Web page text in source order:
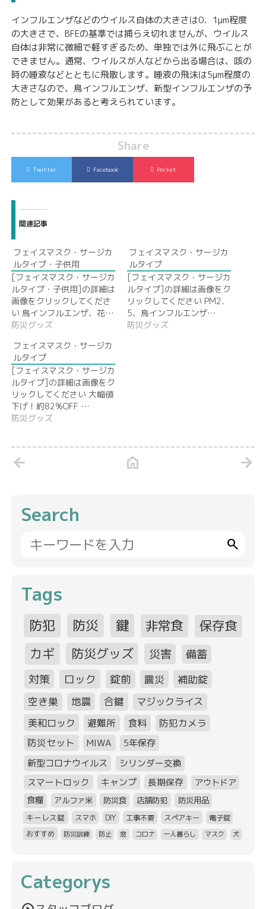
インフルエンザなどのウイルス自体の大きさは0．1μm程度
の大きさで、BFEの基準では捕らえ切れませんが、ウイルス
自体は非常に微細で軽すぎるため、単独では外に飛ぶことが
できません。通常、ウイルスが人などから出る場合は、咳の
時の唾液などとともに飛散します。唾液の飛沫は5μm程度の
大きさなので、鳥インフルエンザ、新型インフルエンザの予
防として効果があると考えられています。
Share
Twitter Facebook Pocket
関連記事
フェイスマスク・サージカ
ルタイプ・子供用
[フェイスマスク・サージカ
ルタイプ・子供用]の詳細は
画像をクリックしてくださ
い 鳥インフルエンザ、花…
防災グッズ
フェイスマスク・サージカ
ルタイプ
[フェイスマスク・サージカ
ルタイプ]の詳細は画像をク
リックしてください PM2．
5、鳥インフルエンザ…
防災グッズ
フェイスマスク・サージカ
ルタイプ
[フェイスマスク・サージカ
ルタイプ]の詳細は画像をク
リックしてください 大幅値
下げ！約82%OFF …
防災グッズ
arrow_back home arrow_forward
Search
search
Tags
防犯 防災 鍵 非常食
保存食
カギ
防災グッズ 災害
備蓄
対策
ロック 錠前 震災
補助錠
空き巣
地震 合鍵
マジックライス
美和ロック
避難所 食料
防犯カメラ
防災セット
MIWA
5年保存
新型コロナウイルス
シリンダー交換
スマートロック
キャンプ 長期保存
アウトドア
食糧
アルファ米 防災食 店舗防犯 防災用品
キーレス錠 スマホ DIY 工事不要 スペアキー
電子錠
おすすめ
防災訓練 防止 窓 コロナ 一人暮らし マスク 犬
Categorys